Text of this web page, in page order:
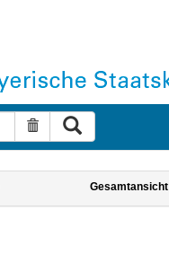
Suche zurücksetzen
Gesamtansicht